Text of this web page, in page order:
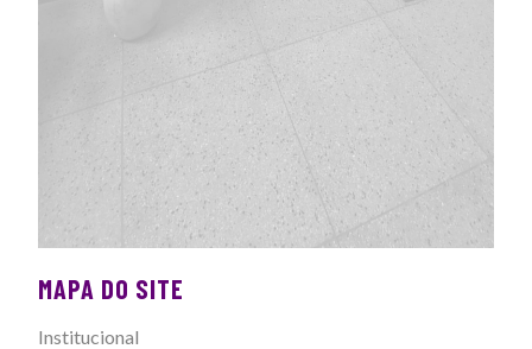
MAPA DO SITE
Institucional